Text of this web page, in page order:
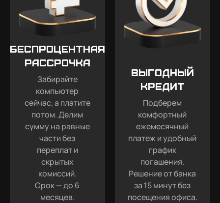
Беспроцентная
рассрочка
Забирайте
компьютер
сейчас, а платите
потом. Делим
сумму на равные
части без
переплат и
скрытых
комиссий.
Срок — до 6
месяцев.
Выгодный
кредит
Подберем
комфортный
ежемесячный
платеж и удобный
график
погашения.
Решение от банка
за 15 минут без
посещения офиса.